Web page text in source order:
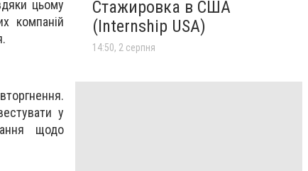
цьому
компаній
у
щодо
Стажировка в США
(Internship USA)
14:50, 2 серпня